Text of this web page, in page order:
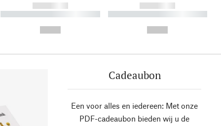
------------
----------- ----------- ----------
------------
----------- ----------- ----------
Cadeaubon
Een voor alles en iedereen: Met onze
PDF-cadeaubon bieden wij u de